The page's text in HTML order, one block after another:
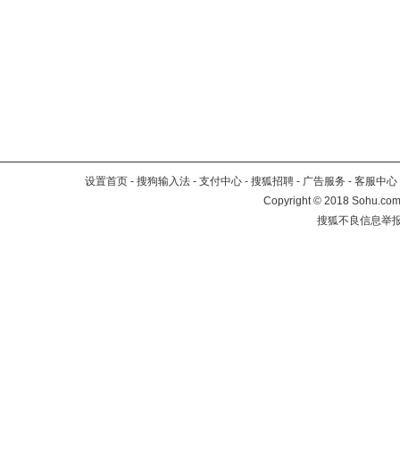
设置首页 - 搜狗输入法 - 支付中心 - 搜狐招聘 - 广告服务 - 客服中心
Copyright©2018
搜狐不良信息举